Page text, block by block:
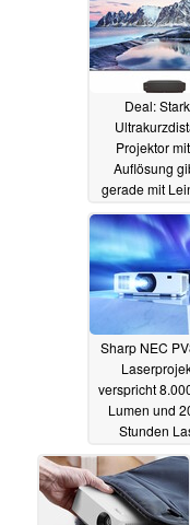
Deal:
Projektor
Auflösung
gerade mit
zum Bestpreis
Sharp NEC
verspricht
Lumen und
Stunden
Lebensdauer